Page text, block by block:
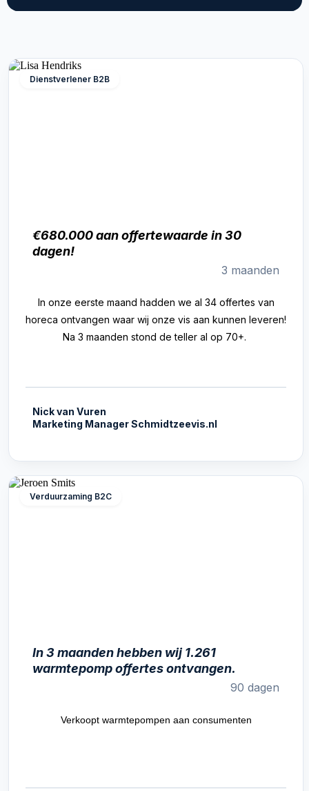
Dienstverlener B2B
€680.000 aan offertewaarde in 30
dagen!
3 maanden
In onze eerste maand hadden we al 34 offertes van
horeca ontvangen waar wij onze vis aan kunnen leveren!
Na 3 maanden stond de teller al op 70+.
Nick van Vuren
Marketing Manager Schmidtzeevis.nl
Verduurzaming B2C
In 3 maanden hebben wij 1.261
warmtepomp offertes ontvangen.
90 dagen
Verkoopt warmtepompen aan consumenten